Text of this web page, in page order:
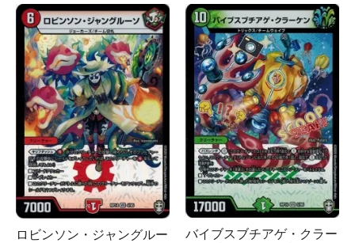
ロビンソン・ジャングルー
バイブスブチアゲ・クラー